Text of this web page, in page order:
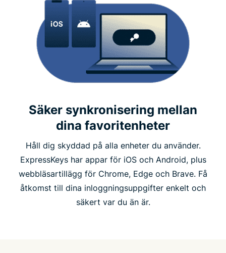
Säker synkronisering mellan
dina favoritenheter
Håll dig skyddad på alla enheter du använder.
ExpressKeys har appar för iOS och Android, plus
webbläsartillägg för Chrome, Edge och Brave. Få
åtkomst till dina inloggningsuppgifter enkelt och
säkert var du än är.